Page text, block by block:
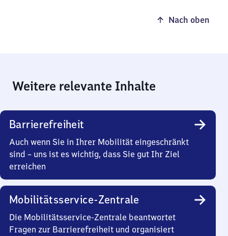
Nach oben
Weitere relevante Inhalte
Barrierefreiheit
Auch wenn Sie in Ihrer Mobilität eingeschränkt
sind – uns ist es wichtig, dass Sie gut Ihr Ziel
erreichen
Mobilitätsservice-Zentrale
Die Mobilitätsservice-Zentrale beantwortet
Fragen zur Barrierefreiheit und organisiert